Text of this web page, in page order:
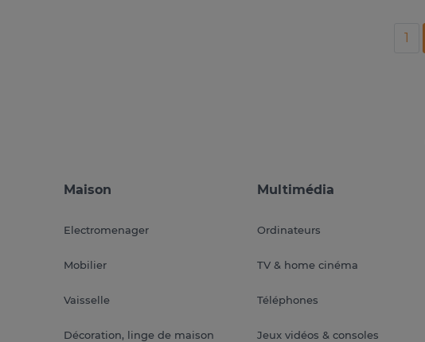
1
Maison
Electromenager
Mobilier
Vaisselle
Décoration, linge de maison
Multimédia
Ordinateurs
TV & home cinéma
Téléphones
Jeux vidéos & consoles